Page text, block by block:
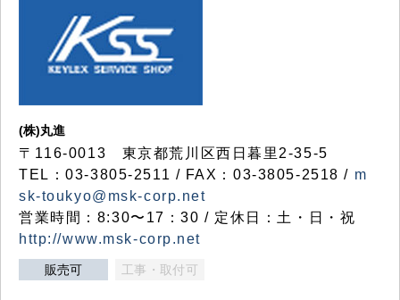
(株)丸進
〒116-0013 東京都荒川区西日暮里2-35-5
TEL：03-3805-2511 / FAX：03-3805-2518 / m
sk-toukyo@msk-corp.net
営業時間：8:30〜17：30 / 定休日：土・日・祝
http://www.msk-corp.net
販売可 工事・取付可